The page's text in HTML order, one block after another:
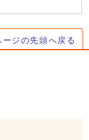
ージの先頭へ戻る